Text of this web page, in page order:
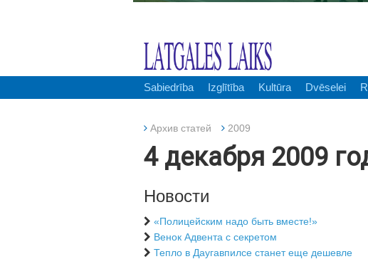
Sabiedrība Izglītība Kultūra Dvēselei
Архив статей 2009
4 декабря 2009
Новости
«Полицейским надо быть вместе!»
Венок Адвента с секретом
Тепло в Даугавпилсе станет еще дешевле